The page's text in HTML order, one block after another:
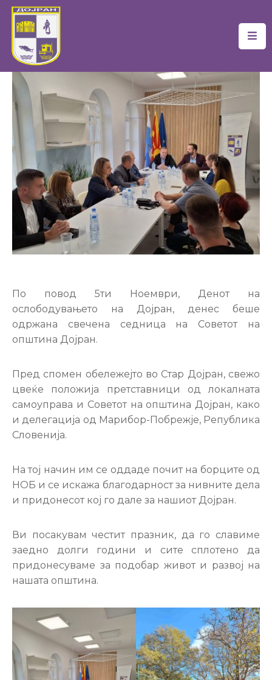
Почетна
Локална
Самоуправа
Новости
Проекти
Документи
Услуги
Финансии
Настани
По повод 5ти Ноември, Денот на
ослободувањето на Дојран, денес беше
одржана свечена седница на Советот на
општина Дојран.
Пред спомен обележејто во Стар Дојран, свежо
цвеќе положија претставници од локалната
самоуправа и Советот на општина Дојран, како
и делегација од Марибор-Побрежје, Република
Словенија.
На тој начин им се оддаде почит на борците од
НОБ и се искажа благодарност за нивните дела
и придонесот кој го дале за нашиот Дојран.
Ви посакувам честит празник, да го славиме
заедно долги години и сите сплотено да
придонесуваме за подобар живот и развој на
нашата општина.